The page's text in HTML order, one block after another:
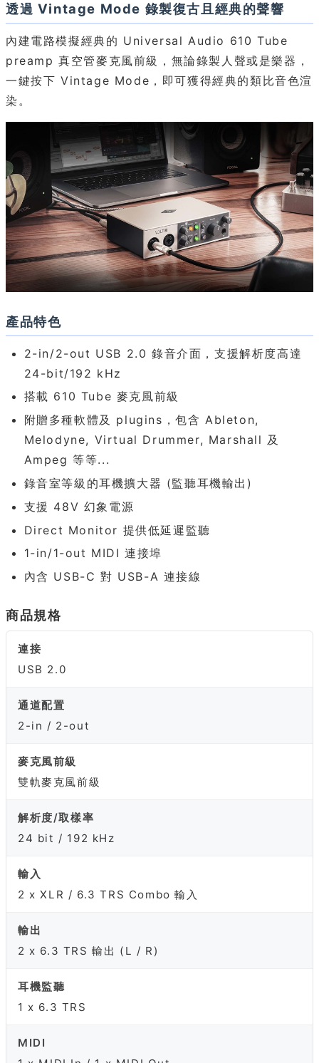
透過 Vintage Mode 錄製復古且經典的聲響
內建電路模擬經典的 Universal Audio 610 Tube
preamp 真空管麥克風前級，無論錄製人聲或是樂器，
一鍵按下 Vintage Mode，即可獲得經典的類比音色渲
染。
產品特色
2-in/2-out USB 2.0 錄音介面，支援解析度高達
24-bit/192 kHz
搭載 610 Tube 麥克風前級
附贈多種軟體及 plugins，包含 Ableton,
Melodyne, Virtual Drummer, Marshall 及
Ampeg 等等...
錄音室等級的耳機擴大器 (監聽耳機輸出)
支援 48V 幻象電源
Direct Monitor 提供低延遲監聽
1-in/1-out MIDI 連接埠
內含 USB-C 對 USB-A 連接線
商品規格
連接
USB 2.0
通道配置
2-in / 2-out
麥克風前級
雙軌麥克風前級
解析度/取樣率
24 bit / 192 kHz
輸入
2 x XLR / 6.3 TRS Combo 輸入
輸出
2 x 6.3 TRS 輸出 (L / R)
耳機監聽
1 x 6.3 TRS
MIDI